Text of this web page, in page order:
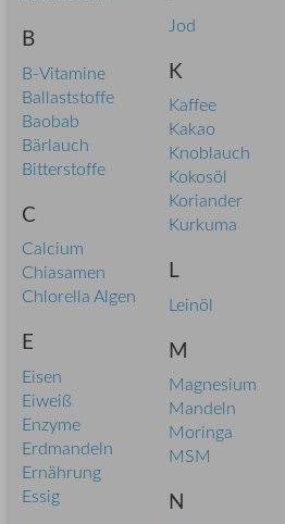
B
B-Vitamine
Ballaststoffe
Baobab
Bärlauch
Bitterstoffe
C
Calcium
Chiasamen
Chlorella Algen
E
Eisen
Eiweiß
Enzyme
Erdmandeln
Ernährung
Essig
Jod
K
Kaffee
Kakao
Knoblauch
Kokosöl
Koriander
Kurkuma
L
Leinöl
M
Magnesium
Mandeln
Moringa
MSM
N